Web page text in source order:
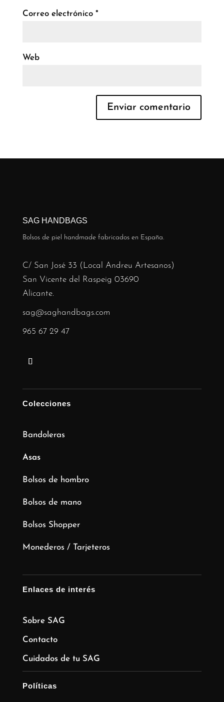
Correo electrónico *
Web
SAG HANDBAGS
Bolsos de piel handmade fabricados en España.
C/ San José 33 (Local Andreu Artesanos)
San Vicente del Raspeig 03690
Alicante.
sag@saghandbags.com
965 67 29 47
Colecciones
Bandoleras
Asas
Bolsos de hombro
Bolsos de mano
Bolsos Shopper
Monederos / Tarjeteros
Enlaces de interés
Sobre SAG
Contacto
Cuidados de tu SAG
Políticas